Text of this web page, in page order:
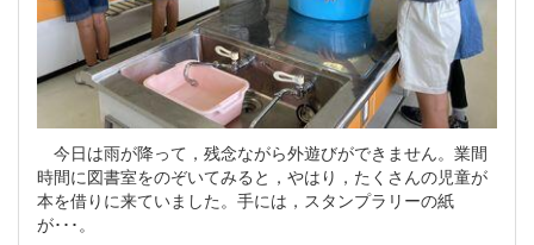
今日は雨が降って，残念ながら外遊びができません。業間
時間に図書室をのぞいてみると，やはり，たくさんの児童が
本を借りに来ていました。手には，スタンプラリーの紙
が･･･。